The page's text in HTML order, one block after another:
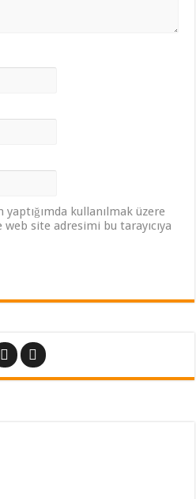
kullanılmak üzere
site adresimi bu tarayıcıya